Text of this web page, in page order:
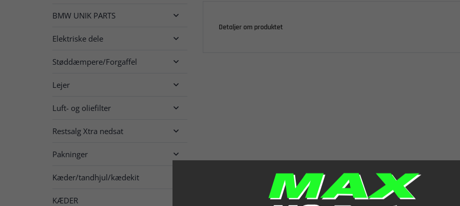
BMW UNIK PARTS 
Elektriske dele 
Støddæmpere/Forgaffel 
Lejer 
Luft- og oliefilter 
Restsalg Xtra nedsat 
Pakninger 
Kæder/tandhjul/kædekit
KÆDER
Detaljer om produktet